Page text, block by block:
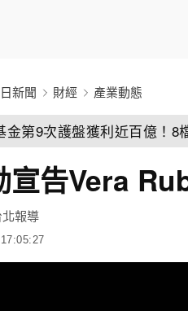
新聞 財經 產業動態
金第9次護盤獲利近百億！
宣告Vera
北報導